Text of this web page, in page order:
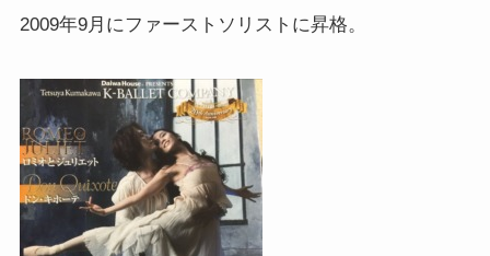
2009年9月にファーストソリストに昇格。